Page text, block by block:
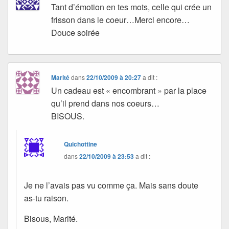
Tant d’émotion en tes mots, celle qui crée un
frisson dans le coeur…Merci encore…
Douce soirée
Maritédans22/10/2009 à 20:27 a dit :
Un cadeau est « encombrant » par la place
qu’il prend dans nos coeurs…
BISOUS.
Quichottine
dans22/10/2009 à 23:53a dit :
Je ne l’avais pas vu comme ça. Mais sans doute
as-tu raison.
Bisous, Marité.